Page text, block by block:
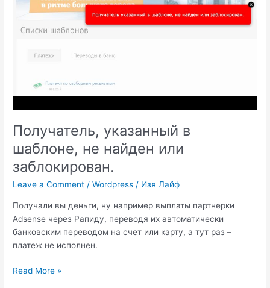
Получатель, указанный в
шаблоне, не найден или
заблокирован.
Leave a Comment /Wordpress / Изя Лайф
Получали вы деньги, ну например выплаты партнерки
Adsense через Рапиду, переводя их автоматически
банковским переводом на счет или карту, а тут раз –
платеж не исполнен.
Получатель,
Read More »